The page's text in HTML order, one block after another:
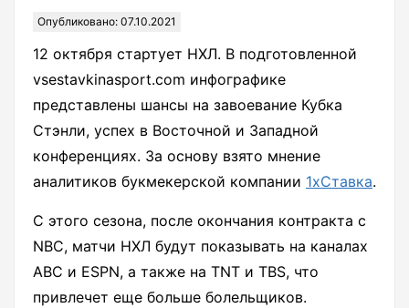
Опубликовано: 07.10.2021
12 октября стартует НХЛ. В подготовленной
vsestavkinasport.com инфографике
представлены шансы на завоевание Кубка
Стэнли, успех в Восточной и Западной
конференциях. За основу взято мнение
аналитиков букмекерской компании 1хСтавка.
С этого сезона, после окончания контракта с
NBC, матчи НХЛ будут показывать на каналах
ABC и ESPN, а также на TNT и TBS, что
привлечет еще больше болельщиков.